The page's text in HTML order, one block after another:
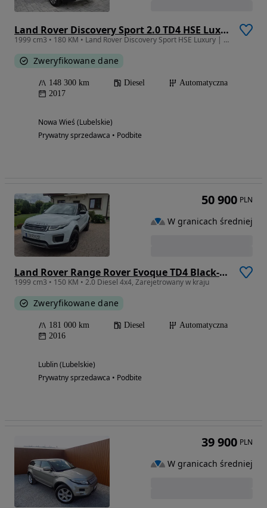
Land Rover Discovery Sport 2.0 TD4 HSE Luxury
1999 cm3 • 180 KM • Land Rover Discovery Sport HSE Luxury | Salon Polska | I właściciel
Zweryfikowane dane
148 300 km Diesel
Automatyczna
2017
Nowa Wieś (Lubelskie)
Prywatny sprzedawca • Podbite
Land Rover Range Rover Evoque TD4 Black-Edition
1999 cm3 • 150 KM • 2.0 Diesel 4x4, Zarejetrowany w kraju
Zweryfikowane dane
181 000 km Diesel
Automatyczna
2016
Lublin (Lubelskie)
Prywatny sprzedawca • Podbite
50 900 PLN
W granicach średniej
39 900 PLN
W granicach średniej